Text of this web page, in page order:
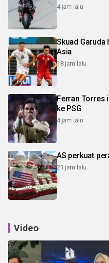
4 jam lalu
Skuad Garuda
Asia
18 jam lalu
Ferran Torres
ke PSG
4 jam lalu
AS perkuat
21 jam lalu
Video